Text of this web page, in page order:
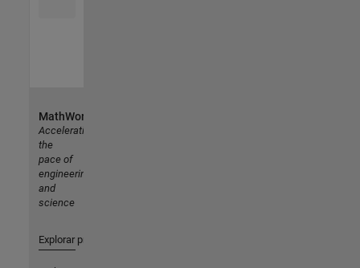
MathWorks
Accelerating
the
pace of
engineering
and
science
Explorar productos